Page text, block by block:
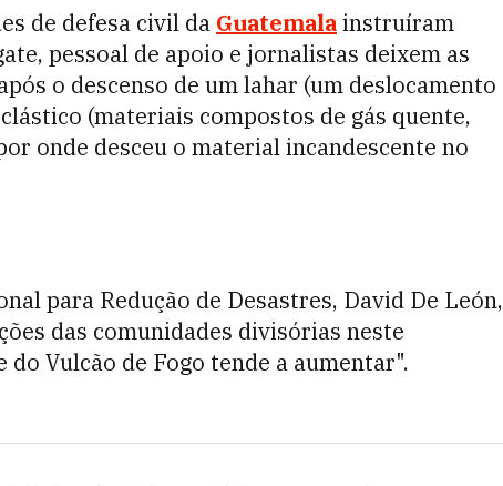
de defesa civil da Guatemalainstruíram
pessoal de apoio e jornalistas deixem as
o descenso de um lahar (um deslocamento
(materiais compostos de gás quente,
onde desceu o material incandescente no
para Redução de Desastres, David De León,
das comunidades divisórias neste
Vulcão de Fogo tende a aumentar".